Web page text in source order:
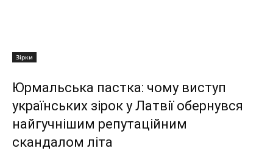
Зірки
Юрмальська пастка: чому виступ
українських зірок у Латвії обернувся
найгучнішим репутаційним
скандалом літа